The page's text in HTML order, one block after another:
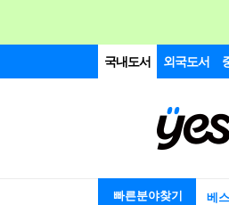
국내도서 외국도서
빠른분야찾기 베